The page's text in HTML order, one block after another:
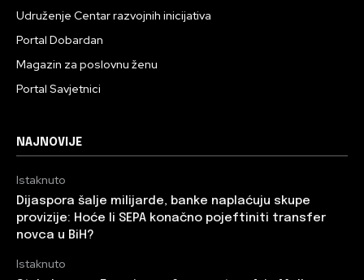
Udruženje Centar razvojnih inicijativa
Portal Dobardan
Magazin za poslovnu ženu
Portal Savjetnici
NAJNOVIJE
Istaknuto
Dijaspora šalje milijarde, banke naplaćuju skupe
provizije: Hoće li SEPA konačno pojeftiniti transfer
novca u BiH?
Istaknuto